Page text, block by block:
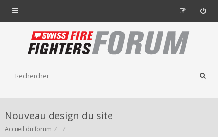
Nouveau design du site
Accueil du forum